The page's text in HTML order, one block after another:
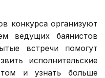
конкурса организуют
ведущих баянистов
встречи помогут
исполнительские
и узнать больше